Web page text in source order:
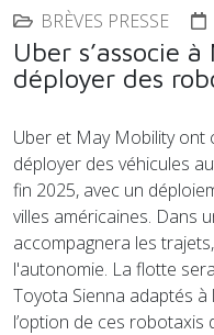
BRÈVES PRESSE
Uber s’associe
déployer des
Uber et May Mobility
déployer des véhicules
fin 2025, avec un
villes américaines. Dans
accompagnera les
l'autonomie. La flotte
Toyota Sienna adaptés
l’option de ces